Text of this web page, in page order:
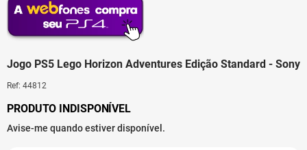
Jogo PS5 Lego Horizon Adventures Edição Standard - Sony
Ref: 44812
5 º edição limitada 30º aniversário